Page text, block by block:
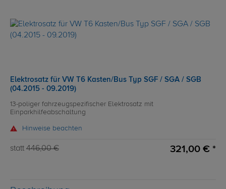
Elektrosatz für VW T6 Kasten/Bus Typ SGF / SGA / SGB
(04.2015 - 09.2019)
13-poliger fahrzeugspezifischer Elektrosatz mit
Einparkhilfeabschaltung
Hinweise beachten
statt 446,00 € 321,00 € *